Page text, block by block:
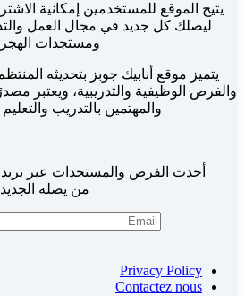
يتيح الموقع للمستخدمين إمكانية
ليصلك كل جديد في مجال العمل
ومستجدات
يتميز موقع أنابيك جوبز بتحديثه
والفرص الوظيفية والتدريبية، ويعتبر
والمهتمين بالتدريب
أحدث الفرص والمستجدات عبر
من يصله الجديد
Privacy Policy
Contactez nous